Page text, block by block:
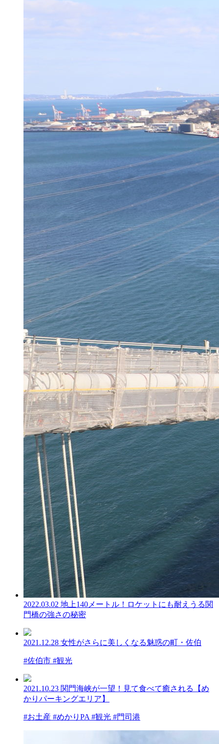
2022.03.02 地上140メートル！ロケットにも耐えうる関
門橋の強さの秘密
2021.12.28 女性がさらに美しくなる魅惑の町・佐伯
#佐伯市 #観光
2021.10.23 関門海峡が一望！見て食べて癒される【め
かりパーキングエリア】
#お土産 #めかりPA #観光 #門司港